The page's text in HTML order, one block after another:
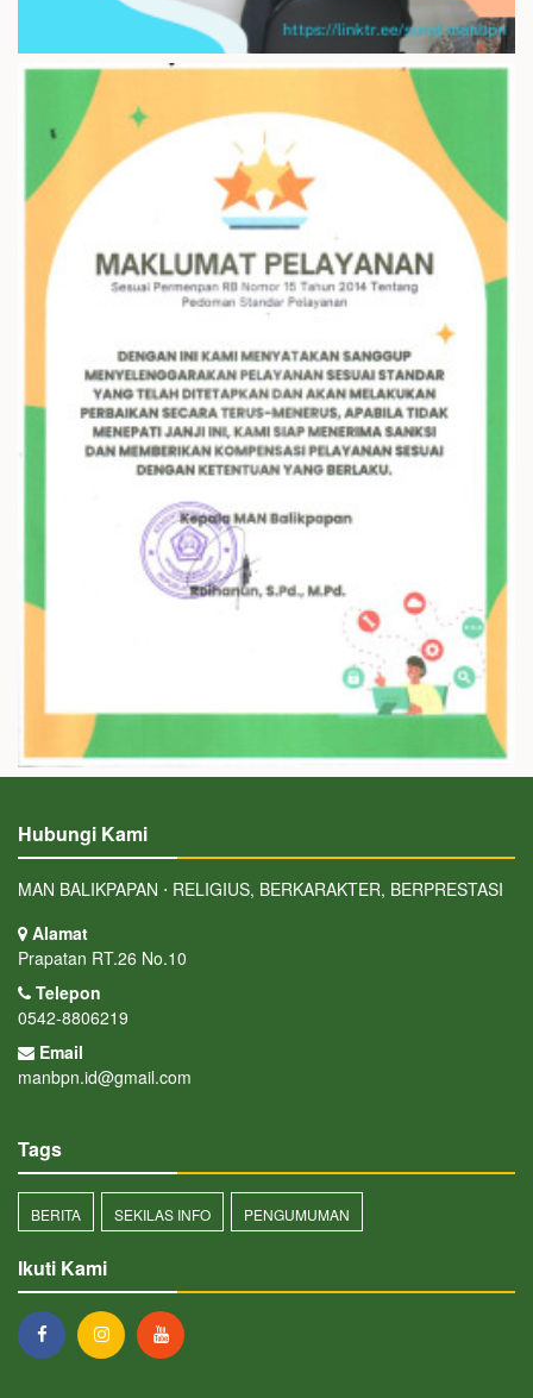
Hubungi Kami
MAN BALIKPAPAN ⋅ RELIGIUS, BERKARAKTER, BERPRESTASI
Alamat
Prapatan RT.26 No.10
Telepon
0542-8806219
Email
manbpn.id@gmail.com
Tags
BERITA SEKILAS INFO PENGUMUMAN
Ikuti Kami